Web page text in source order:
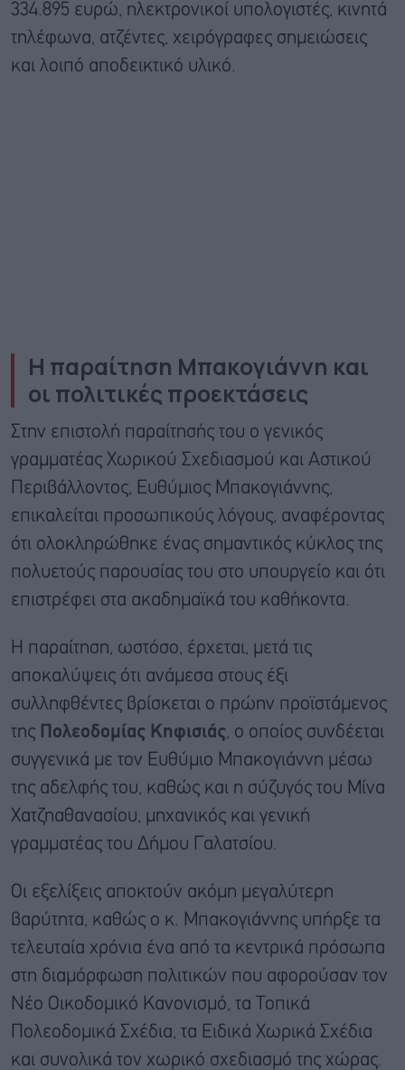
334.895 ευρώ, ηλεκτρονικοί υπολογιστές, κινητά
τηλέφωνα, ατζέντες, χειρόγραφες σημειώσεις
και λοιπό αποδεικτικό υλικό.
Η παραίτηση Μπακογιάννη και
οι πολιτικές προεκτάσεις
Στην επιστολή παραίτησής του o γενικός
γραμματέας Χωρικού Σχεδιασμού και Αστικού
Περιβάλλοντος, Ευθύμιος Μπακογιάννης,
επικαλείται προσωπικούς λόγους, αναφέροντας
ότι ολοκληρώθηκε ένας σημαντικός κύκλος της
πολυετούς παρουσίας του στο υπουργείο και ότι
επιστρέφει στα ακαδημαϊκά του καθήκοντα.
Η παραίτηση, ωστόσο, έρχεται, μετά τις
αποκαλύψεις ότι ανάμεσα στους έξι
συλληφθέντες βρίσκεται ο πρώην προϊστάμενος
της
Πολεοδομίας Κηφισιάς , ο οποίος συνδέεται
συγγενικά με τον Ευθύμιο Μπακογιάννη μέσω
της αδελφής του, καθώς και η σύζυγός του Μίνα
Χατζηαθανασίου, μηχανικός και γενική
γραμματέας του Δήμου Γαλατσίου.
Οι εξελίξεις αποκτούν ακόμη μεγαλύτερη
βαρύτητα, καθώς ο κ. Μπακογιάννης υπήρξε τα
τελευταία χρόνια ένα από τα κεντρικά πρόσωπα
στη διαμόρφωση πολιτικών που αφορούσαν τον
Νέο Οικοδομικό Κανονισμό, τα Τοπικά
Πολεοδομικά Σχέδια, τα Ειδικά Χωρικά Σχέδια
και συνολικά τον χωρικό σχεδιασμό της χώρας.